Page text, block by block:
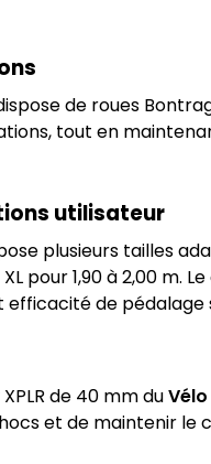
de roues
tout en
utilisateur
plusieurs tailles
XL pour 1,90 à 2,00
de pédalage
de 40 mm du
et de maintenir